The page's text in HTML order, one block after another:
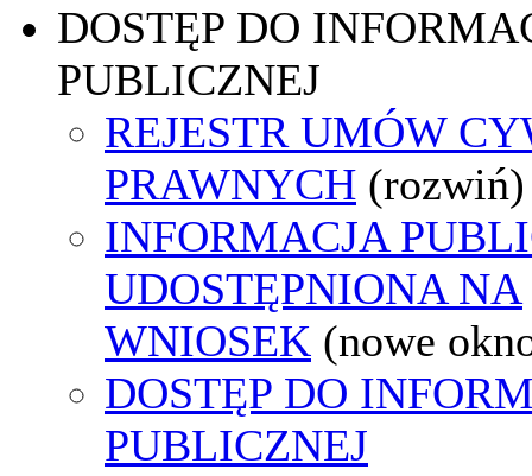
DOSTĘP DO
PUBLICZNEJ
REJESTR UMÓW
PRAWNYCH (rozwiń)
INFORMACJA
UDOSTĘPNIONA NA
WNIOSEK (nowe
DOSTĘP DO
PUBLICZNEJ